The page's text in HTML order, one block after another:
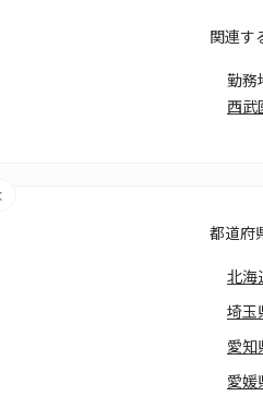
関連す
勤務
西武
都道府
北海
埼玉
愛知
愛媛